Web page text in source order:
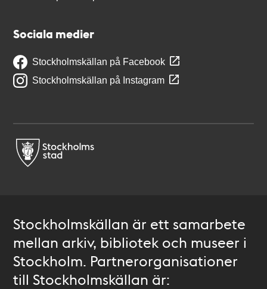
Sociala medier
Stockholmskällan på Facebook
Stockholmskällan på Instagram
Stockholmskällan är ett samarbete
mellan arkiv, bibliotek och museer i
Stockholm. Partnerorganisationer
till Stockholmskällan är: